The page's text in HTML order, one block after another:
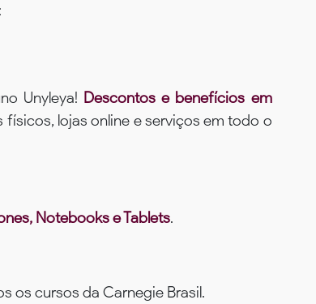
Unyleya! Descontos e benefícios em
lojas online e serviços em todo o
Notebooks e Tablets.
os cursos da Carnegie Brasil.